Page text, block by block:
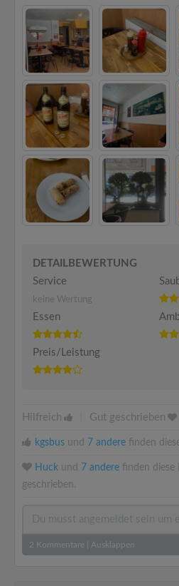
DETAILBEWERTUNG
Service
keine Wertung
Essen
Preis/Leistung
Hilfreich Gut geschrieben
kgsbus und 7 andere finden
Huck und 7 andere finden
geschrieben.
2 Kommentare Ausklappen